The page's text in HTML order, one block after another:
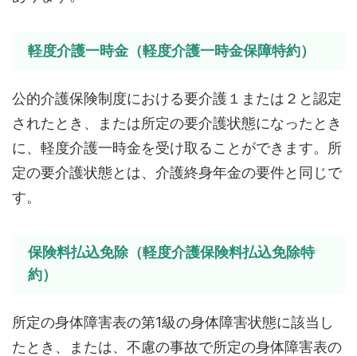
軽度介護一時金（軽度介護一時金保障特約）
公的介護保険制度における要介護１または２と認定
されたとき、または所定の要介護状態になったとき
に、軽度介護一時金を受け取ることができます。所
定の要介護状態とは、介護終身年金の要件と同じで
す。
保険料払込免除（軽度介護保険料払込免除特
約）
所定の身体障害表の第1級の身体障害状態に該当し
たとき、または、不慮の事故で所定の身体障害表の